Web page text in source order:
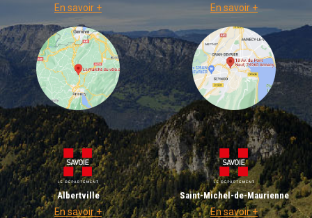
En savoir + En savoir +
Albertville
En savoir +
Saint-Michel-de-Maurienne
En savoir +